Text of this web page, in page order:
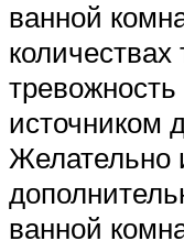
ванной
источником
Желательно
ванной